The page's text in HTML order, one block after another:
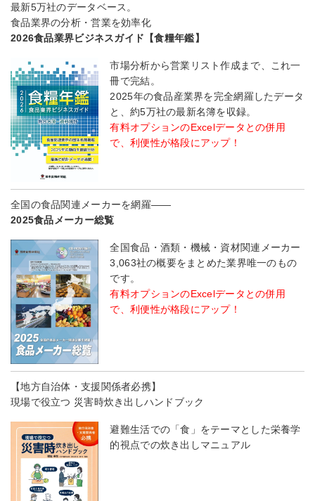
最新5万社のデータベース。
食品業界の分析・営業を効率化
2026食品業界ビジネスガイド【食糧年鑑】
市場分析から営業リスト作成まで、これ一
冊で完結。
2025年の食品産業界を完全網羅したデータ
と、約5万社の最新名簿を収録。
有料オプションのExcelデータとの併用
で、利便性が格段にアップ！
全国の食品関連メーカーを網羅――
2025食品メーカー総覧
全国食品・酒類・機械・資材関連メーカー
3,063社の概要をまとめた業界唯一のもの
です。
有料オプションのExcelデータとの併用
で、利便性が格段にアップ！
【地方自治体・支援関係者必携】
現場で役立つ 災害時炊き出しハンドブック
避難生活での「食」をテーマとした栄養学
的視点での炊き出しマニュアル